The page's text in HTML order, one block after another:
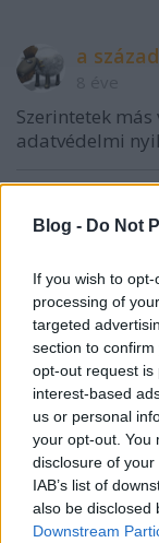
Blog - Do Not
If you wish to
processing of
targeted
section to
opt-out request is
interest-based
us or personal
your opt-out. You
disclosure of
IAB’s list of
also be disclosed
Downstream
a
Szerintetek
adatvédelmi
t.csilla
@a századik juh:
Jó kérdés. Én
a
8 éve
Kedves
ítéletnek a
található, és a
alapján úgy